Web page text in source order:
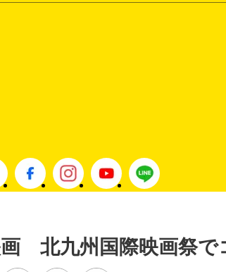
北九州国際映画祭で